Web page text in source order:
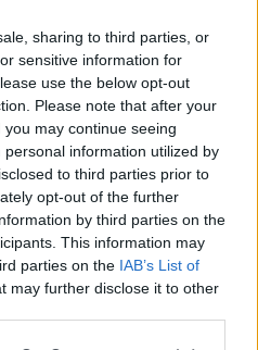
sharing to third parties, or
sensitive information for
use the below opt-out
Please note that after your
may continue seeing
information utilized by
to third parties prior to
opt-out of the further
by third parties on the
This information may
parties on the IAB’s List of
may further disclose it to other
“Mēs turpināmies!”
Kaspars Zemītis ar
lepnumu atrāda savu
jauno statusu